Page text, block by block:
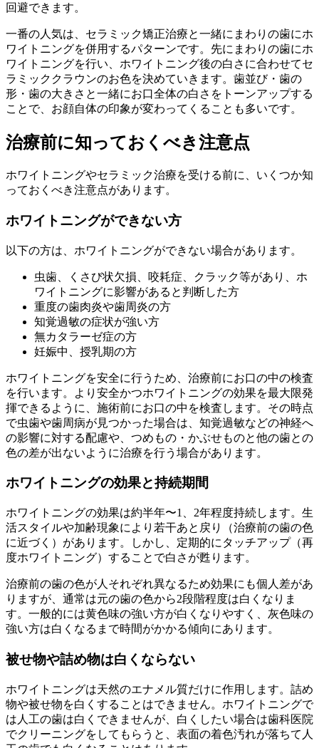
回避できます。
一番の人気は、セラミック矯正治療と一緒にまわりの歯にホ
ワイトニングを併用するパターンです。先にまわりの歯にホ
ワイトニングを行い、ホワイトニング後の白さに合わせてセ
ラミッククラウンのお色を決めていきます。歯並び・歯の
形・歯の大きさと一緒にお口全体の白さをトーンアップする
ことで、お顔自体の印象が変わってくることも多いです。
治療前に知っておくべき注意点
ホワイトニングやセラミック治療を受ける前に、いくつか知
っておくべき注意点があります。
ホワイトニングができない方
以下の方は、ホワイトニングができない場合があります。
虫歯、くさび状欠損、咬耗症、クラック等があり、ホ
ワイトニングに影響があると判断した方
重度の歯肉炎や歯周炎の方
知覚過敏の症状が強い方
無カタラーゼ症の方
妊娠中、授乳期の方
ホワイトニングを安全に行うため、治療前にお口の中の検査
を行います。より安全かつホワイトニングの効果を最大限発
揮できるように、施術前にお口の中を検査します。その時点
で虫歯や歯周病が見つかった場合は、知覚過敏などの神経へ
の影響に対する配慮や、つめもの・かぶせものと他の歯との
色の差が出ないように治療を行う場合があります。
ホワイトニングの効果と持続期間
ホワイトニングの効果は約半年〜1、2年程度持続します。生
活スタイルや加齢現象により若干あと戻り（治療前の歯の色
に近づく）があります。しかし、定期的にタッチアップ（再
度ホワイトニング）することで白さが甦ります。
治療前の歯の色が人それぞれ異なるため効果にも個人差があ
りますが、通常は元の歯の色から2段階程度は白くなりま
す。一般的には黄色味の強い方が白くなりやすく、灰色味の
強い方は白くなるまで時間がかかる傾向にあります。
被せ物や詰め物は白くならない
ホワイトニングは天然のエナメル質だけに作用します。詰め
物や被せ物を白くすることはできません。ホワイトニングで
は人工の歯は白くできませんが、白くしたい場合は歯科医院
でクリーニングをしてもらうと、表面の着色汚れが落ちて人